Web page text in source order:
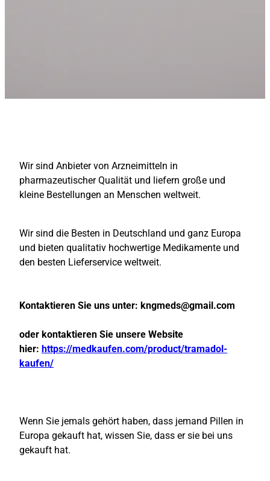
Wir sind Anbieter von Arzneimitteln in
pharmazeutischer Qualität und liefern große und
kleine Bestellungen an Menschen weltweit.
Wir sind die Besten in Deutschland und ganz Europa
und bieten qualitativ hochwertige Medikamente und
den besten Lieferservice weltweit.
Kontaktieren Sie uns unter: kngmeds@gmail.com
oder kontaktieren Sie unsere Website
hier: https://medkaufen.com/product/tramadol-
kaufen/
Wenn Sie jemals gehört haben, dass jemand Pillen in
Europa gekauft hat, wissen Sie, dass er sie bei uns
gekauft hat.